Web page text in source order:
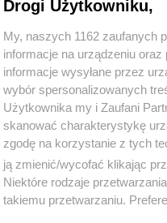
PiS
Rząd
Drogi Użytkowniku,
My, naszych 1162 zaufanych
informacje na urządzeniu
informacje wysyłane przez
wybór spersonalizowanych
Użytkownika my i Zaufani
skanować charakterystykę
zgodę na korzystanie z tych
ją zmienić/wycofać klikając
Niektóre rodzaje
takiemu przetwarzaniu.